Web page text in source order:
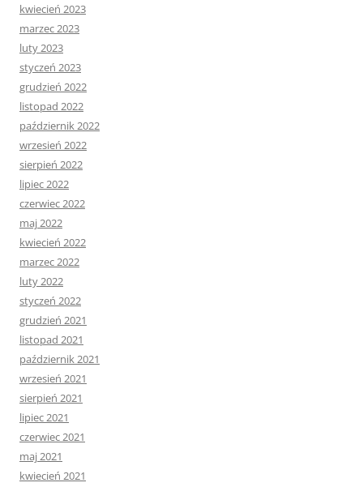
kwiecień 2023
marzec 2023
luty 2023
styczeń 2023
grudzień 2022
listopad 2022
październik 2022
wrzesień 2022
sierpień 2022
lipiec 2022
czerwiec 2022
maj 2022
kwiecień 2022
marzec 2022
luty 2022
styczeń 2022
grudzień 2021
listopad 2021
październik 2021
wrzesień 2021
sierpień 2021
lipiec 2021
czerwiec 2021
maj 2021
kwiecień 2021